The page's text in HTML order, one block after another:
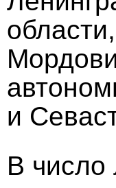
и
В